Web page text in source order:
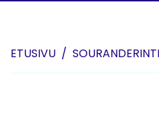
ETUSIVU